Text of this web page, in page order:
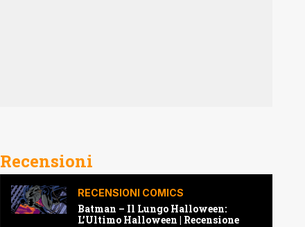
Recensioni
RECENSIONI COMICS
Batman – Il Lungo Halloween:
L’Ultimo Halloween | Recensione